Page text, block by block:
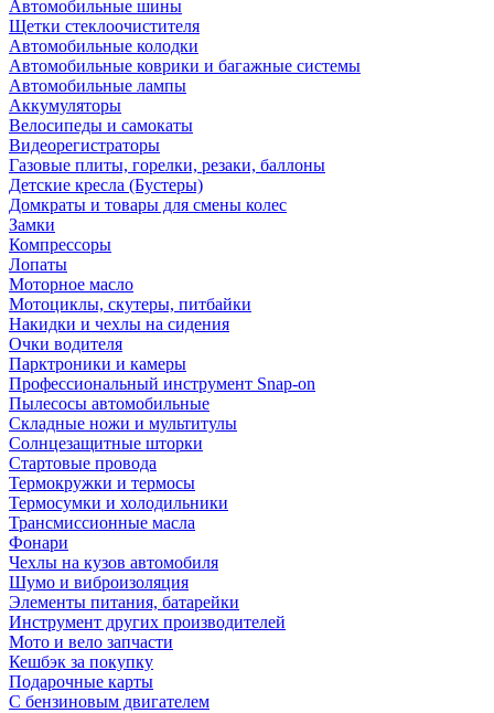
Автомобильные шины
Щетки стеклоочистителя
Автомобильные колодки
Автомобильные коврики и багажные системы
Автомобильные лампы
Аккумуляторы
Велосипеды и самокаты
Видеорегистраторы
Газовые плиты, горелки, резаки, баллоны
Детские кресла (Бустеры)
Домкраты и товары для смены колес
Замки
Компрессоры
Лопаты
Моторное масло
Мотоциклы, скутеры, питбайки
Накидки и чехлы на сидения
Очки водителя
Парктроники и камеры
Профессиональный инструмент Snap-on
Пылесосы автомобильные
Складные ножи и мультитулы
Солнцезащитные шторки
Стартовые провода
Термокружки и термосы
Термосумки и холодильники
Трансмиссионные масла
Фонари
Чехлы на кузов автомобиля
Шумо и виброизоляция
Элементы питания, батарейки
Инструмент других производителей
Мото и вело запчасти
Кешбэк за покупку
Подарочные карты
С бензиновым двигателем